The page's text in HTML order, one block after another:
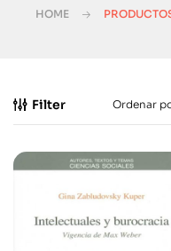
HOME
Filter